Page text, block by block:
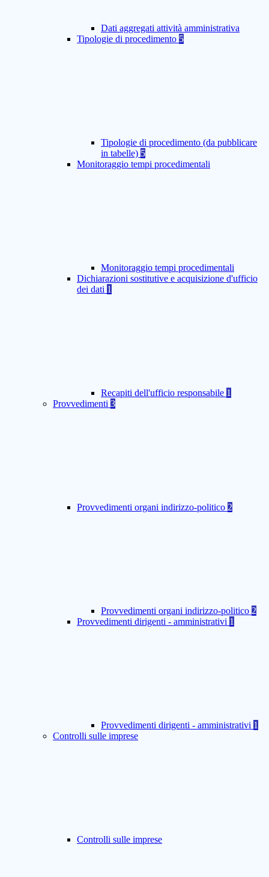
Dati aggregati attività amministrativa
Tipologie di procedimento 5
Tipologie di procedimento (da pubblicare
in tabelle) 5
Monitoraggio tempi procedimentali
Monitoraggio tempi procedimentali
Dichiarazioni sostitutive e acquisizione d'ufficio
dei dati 1
Recapiti dell'ufficio responsabile 1
Provvedimenti 3
Provvedimenti organi indirizzo-politico 2
Provvedimenti organi indirizzo-politico 2
Provvedimenti dirigenti - amministrativi 1
Provvedimenti dirigenti - amministrativi 1
Controlli sulle imprese
Controlli sulle imprese